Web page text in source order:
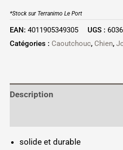
*Stock sur Terranimo Le Port
EAN: 4011905349305 UGS :
Catégories : Caoutchouc, Chien,
Description
solide et durable